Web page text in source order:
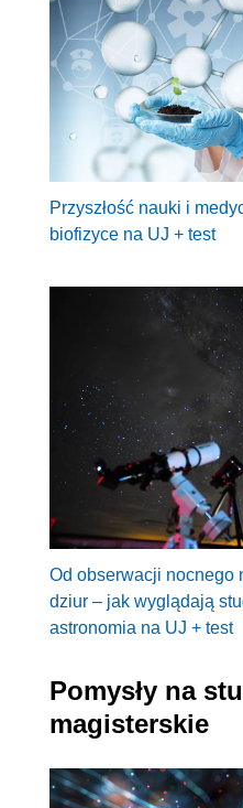
Przyszłość nauki i
biofizyce na UJ + test
Od obserwacji nocnego
dziur – jak wyglądają
astronomia na UJ + test
Pomysły na
magisterskie